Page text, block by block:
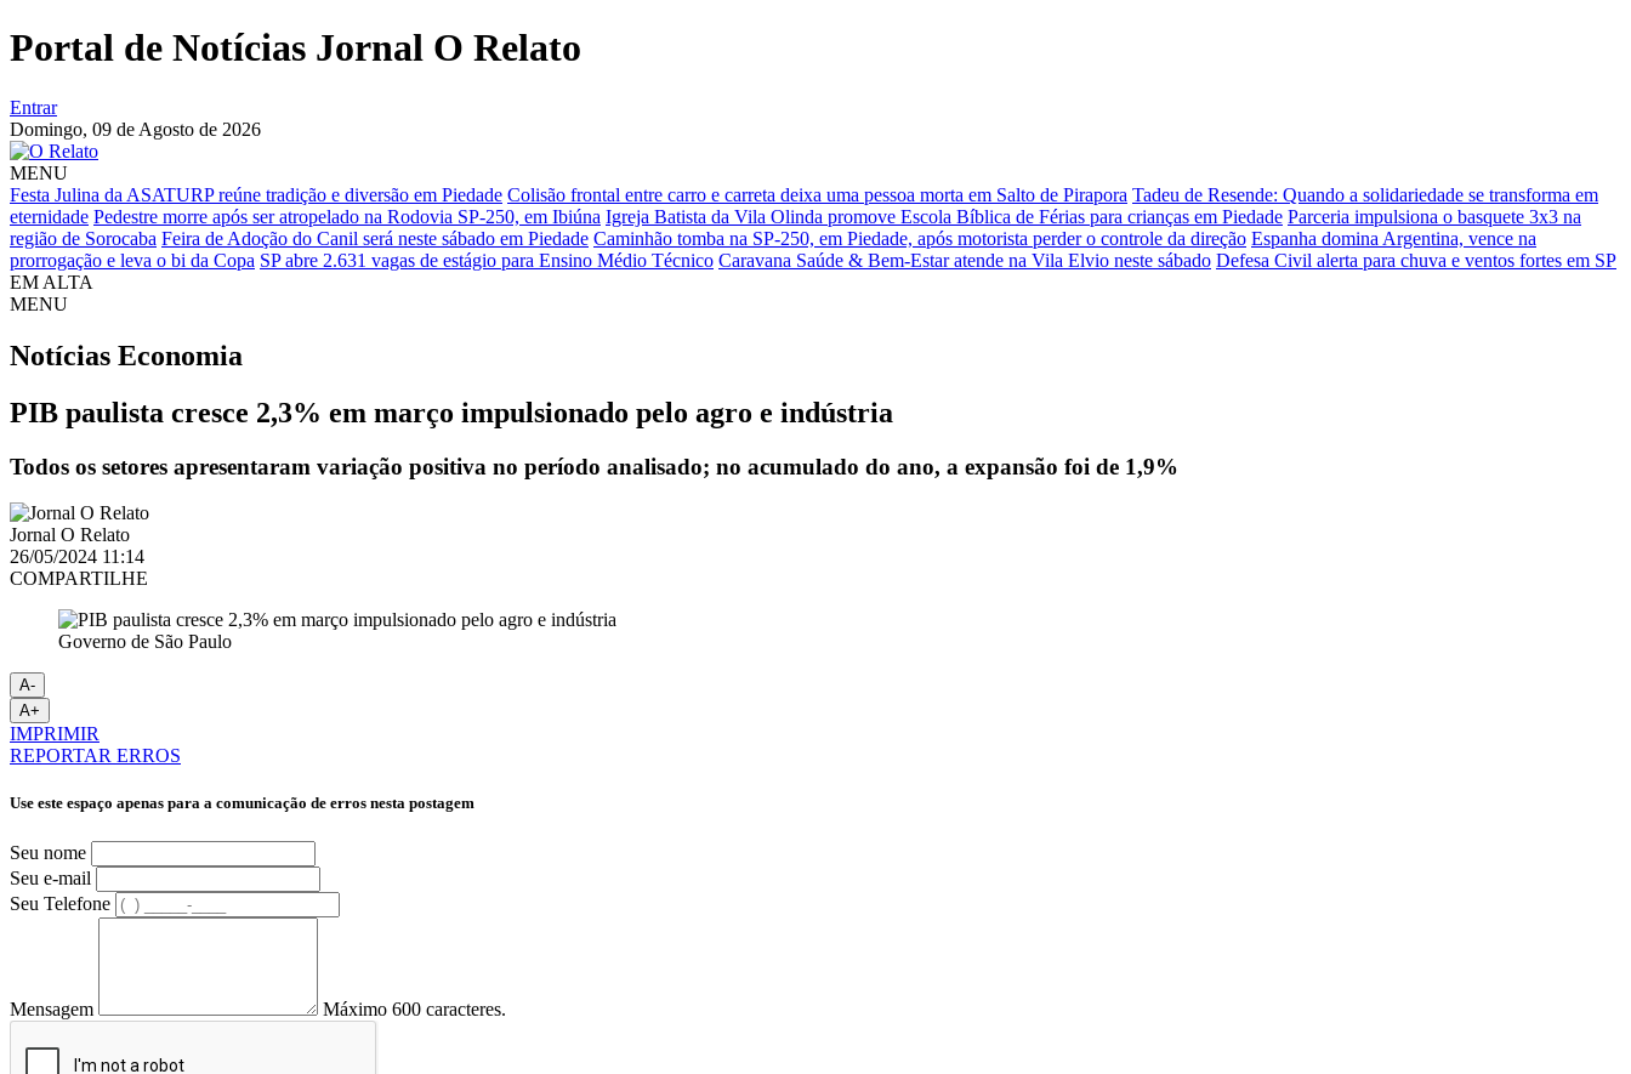
Portal de Notícias Jornal O Relato
Entrar
Domingo, 09 de Agosto de 2026
MENU
Festa Julina da ASATURP reúne tradição e diversão em Piedade Colisão frontal entre carro e carreta deixa uma pessoa morta em Salto de Pirapora Tadeu de Resende: Quando a solidariedade se transforma em
eternidade Pedestre morre após ser atropelado na Rodovia SP-250, em Ibiúna Igreja Batista da Vila Olinda promove Escola Bíblica de Férias para crianças em Piedade Parceria impulsiona o basquete 3x3 na
região de Sorocaba Feira de Adoção do Canil será neste sábado em Piedade Caminhão tomba na SP-250, em Piedade, após motorista perder o controle da direção Espanha domina Argentina, vence na
prorrogação e leva o bi da Copa SP abre 2.631 vagas de estágio para Ensino Médio Técnico Caravana Saúde & Bem-Estar atende na Vila Elvio neste sábado Defesa Civil alerta para chuva e ventos fortes em SP
EM ALTA
MENU
Notícias Economia
PIB paulista cresce 2,3% em março impulsionado pelo agro e indústria
Todos os setores apresentaram variação positiva no período analisado; no acumulado do ano, a expansão foi de 1,9%
Jornal O Relato
26/05/2024 11:14
COMPARTILHE
Governo de São Paulo
A-
A+
IMPRIMIR
REPORTAR ERROS
Use este espaço apenas para a comunicação de erros nesta postagem
Seu nome
Seu e-mail
Seu Telefone
Mensagem Máximo 600 caracteres.